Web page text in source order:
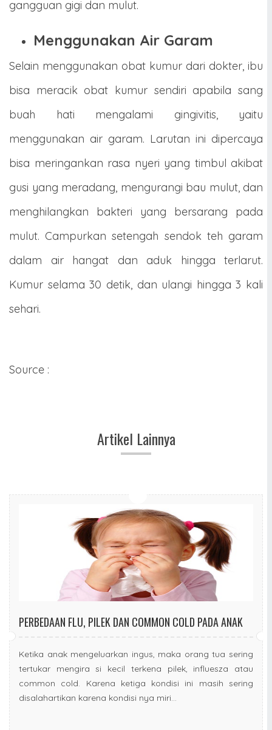
gangguan gigi dan mulut.
Menggunakan Air Garam
Selain menggunakan obat kumur dari dokter, ibu
bisa meracik obat kumur sendiri apabila sang
buah hati mengalami gingivitis, yaitu
menggunakan air garam. Larutan ini dipercaya
bisa meringankan rasa nyeri yang timbul akibat
gusi yang meradang, mengurangi bau mulut, dan
menghilangkan bakteri yang bersarang pada
mulut. Campurkan setengah sendok teh garam
dalam air hangat dan aduk hingga terlarut.
Kumur selama 30 detik, dan ulangi hingga 3 kali
sehari.
Source :
Artikel Lainnya
PERBEDAAN FLU, PILEK DAN COMMON COLD PADA ANAK
Ketika anak mengeluarkan ingus, maka orang tua sering
tertukar mengira si kecil terkena pilek, influesza atau
common cold. Karena ketiga kondisi ini masih sering
disalahartikan karena kondisi nya miri...